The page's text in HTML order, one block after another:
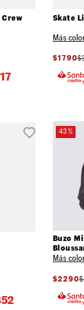
Skate
Más
$1790$
43 %
Buzo
Más
$2290$